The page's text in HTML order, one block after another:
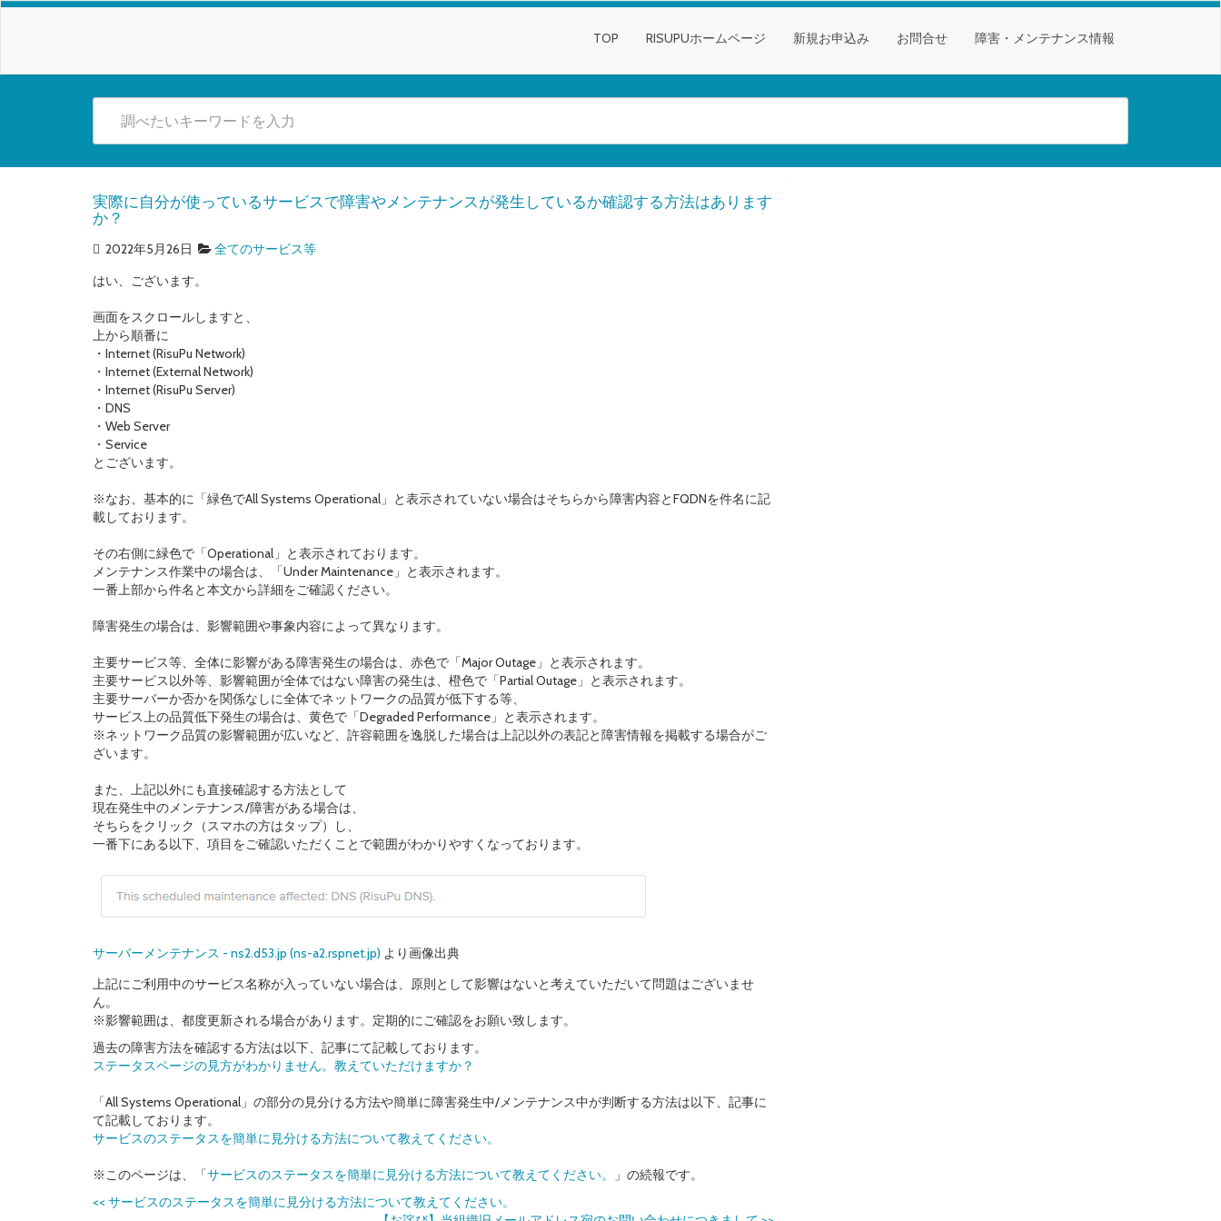
TOP RISUPUホームページ 新規お申込み お問合せ 障害・メンテナンス情報
実際に自分が使っているサービスで障害やメンテナンスが発生しているか確認する方法はあります
か？
2022年5月26日
全てのサービス等
はい、ございます。
画面をスクロールしますと、
上から順番に
・Internet (RisuPu Network)
・Internet (External Network)
・Internet (RisuPu Server)
・DNS
・Web Server
・Service
とございます。
※なお、基本的に「緑色でAll Systems Operational」と表示されていない場合はそちらから障害内容とFQDNを件名に記
載しております。
その右側に緑色で「Operational」と表示されております。
メンテナンス作業中の場合は、「Under Maintenance」と表示されます。
一番上部から件名と本文から詳細をご確認ください。
障害発生の場合は、影響範囲や事象内容によって異なります。
主要サービス等、全体に影響がある障害発生の場合は、赤色で「Major Outage」と表示されます。
主要サービス以外等、影響範囲が全体ではない障害の発生は、橙色で「Partial Outage」と表示されます。
主要サーバーか否かを関係なしに全体でネットワークの品質が低下する等、
サービス上の品質低下発生の場合は、黄色で「Degraded Performance」と表示されます。
※ネットワーク品質の影響範囲が広いなど、許容範囲を逸脱した場合は上記以外の表記と障害情報を掲載する場合がご
ざいます。
また、上記以外にも直接確認する方法として
現在発生中のメンテナンス/障害がある場合は、
そちらをクリック（スマホの方はタップ）し、
一番下にある以下、項目をご確認いただくことで範囲がわかりやすくなっております。
サーバーメンテナンス - ns2.d53.jp (ns-a2.rspnet.jp) より画像出典
上記にご利用中のサービス名称が入っていない場合は、原則として影響はないと考えていただいて問題はございませ
ん。
※影響範囲は、都度更新される場合があります。定期的にご確認をお願い致します。
過去の障害方法を確認する方法は以下、記事にて記載しております。
ステータスページの見方がわかりません。教えていただけますか？
「All Systems Operational」の部分の見分ける方法や簡単に障害発生中/メンテナンス中が判断する方法は以下、記事に
て記載しております。
サービスのステータスを簡単に見分ける方法について教えてください。
※このページは、「サービスのステータスを簡単に見分ける方法について教えてください。
」の続報です。
<< サービスのステータスを簡単に見分ける方法について教えてください。